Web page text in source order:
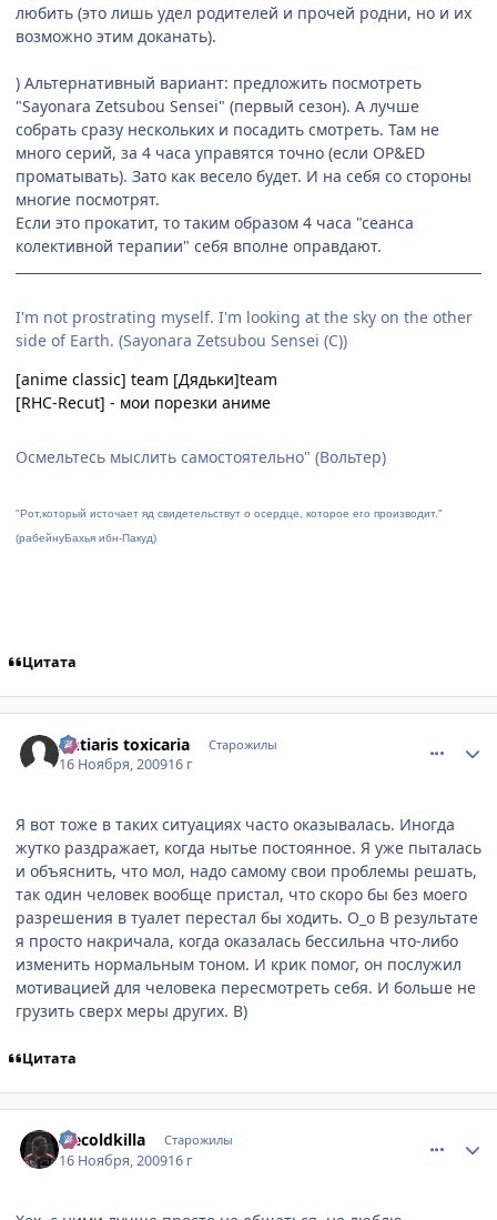
любить (это лишь удел родителей и прочей родни, но и их
возможно этим доканать).
) Альтернативный вариант: предложить посмотреть
"Sayonara Zetsubou Sensei" (первый сезон). А лучше
собрать сразу нескольких и посадить смотреть. Там не
много серий, за 4 часа управятся точно (если OP&ED
проматывать). Зато как весело будет. И на себя со стороны
многие посмотрят.
Если это прокатит, то таким образом 4 часа "сеанса
колективной терапии" себя вполне оправдают.
I'm not prostrating myself. I'm looking at the sky on the other
side of Earth. (Sayonara Zetsubou Sensei (С))
[anime classic] team [Дядьки]team
[RHC-Recut] - мои порезки аниме
Осмельтесь мыслить самостоятельно" (Вольтер)
"Рот,который источает яд свидетельствут о осердце, которое его производит."
(рабейнуБахья ибн-Пакуд)
Цитата
Antiaris toxicaria Старожилы
16 Ноября, 200916 г
Я вот тоже в таких ситуациях часто оказывалась. Иногда
жутко раздражает, когда нытье постоянное. Я уже пыталась
и объяснить, что мол, надо самому свои проблемы решать,
так один человек вообще пристал, что скоро бы без моего
разрешения в туалет перестал бы ходить. О_о В результате
я просто накричала, когда оказалась бессильна что-либо
изменить нормальным тоном. И крик помог, он послужил
мотивацией для человека пересмотреть себя. И больше не
грузить сверх меры других. B)
Цитата
Icecoldkilla Старожилы
16 Ноября, 200916 г